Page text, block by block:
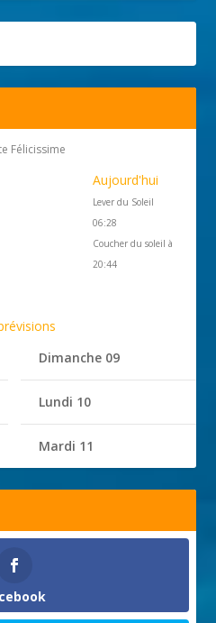
Félicissime
Aujourd'hui
Lever du Soleil
06:28
Coucher du soleil à
20:44
Dimanche 09
Lundi 10
Mardi 11